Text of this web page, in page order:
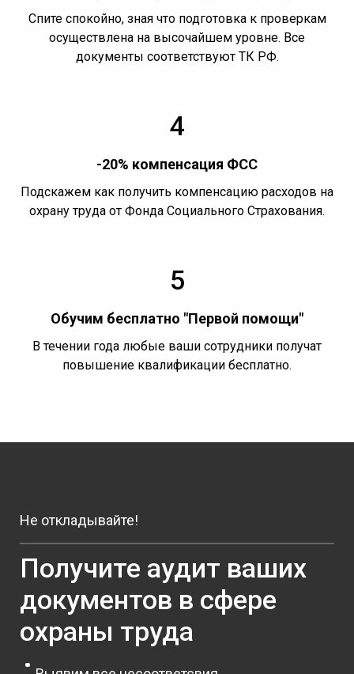
Спите спокойно, зная что подготовка к проверкам
осуществлена на высочайшем уровне. Все
документы соответствуют ТК РФ.
4
-20% компенсация ФСС
Подскажем как получить компенсацию расходов на
охрану труда от Фонда Социального Страхования.
5
Обучим бесплатно "Первой помощи"
В течении года любые ваши сотрудники получат
повышение квалификации бесплатно.
Не откладывайте!
Получите аудит ваших
документов в сфере
охраны труда